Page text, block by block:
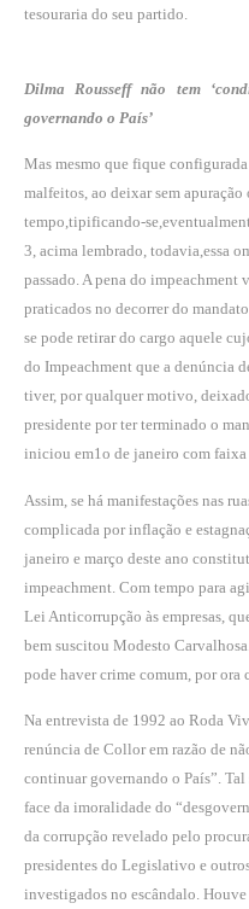
tesouraria do seu partido.
Dilma Rousseff não tem
governando o País’
Mas mesmo que fique
malfeitos, ao deixar sem
tempo,tipificando-
3, acima lembrado, todavia,essa
passado. A pena do impeachment
praticados no decorrer do
se pode retirar do cargo aquele
do Impeachment que a denúncia
tiver, por qualquer motivo,
presidente por ter terminado o
iniciou em1o de janeiro com
Assim, se há manifestações nas
complicada por inflação e
janeiro e março deste ano
impeachment. Com tempo para
Lei Anticorrupção às empresas,
bem suscitou Modesto
pode haver crime comum, por ora
Na entrevista de 1992 ao Roda
renúncia de Collor em razão de
continuar governando o País”.
face da imoralidade do
da corrupção revelado pelo
presidentes do Legislativo e
investigados no escândalo.